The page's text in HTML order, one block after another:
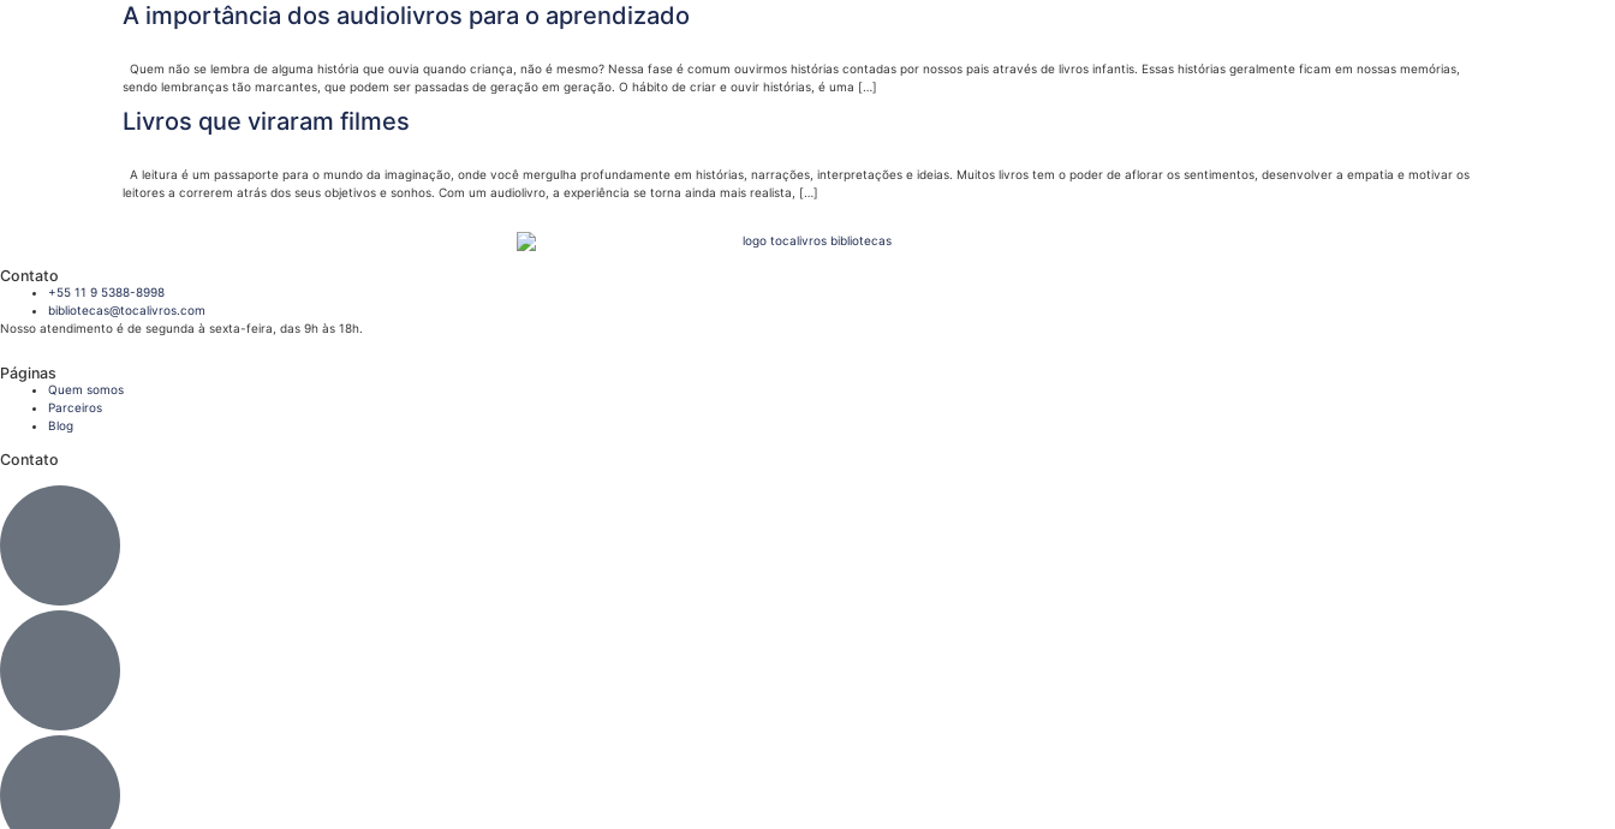
A importância dos audiolivros para o aprendizado
Quem não se lembra de alguma história que ouvia quando criança, não é mesmo? Nessa fase é comum ouvirmos histórias contadas por nossos pais através de livros infantis. Essas histórias geralmente ficam em nossas memórias,
sendo lembranças tão marcantes, que podem ser passadas de geração em geração. O hábito de criar e ouvir histórias, é uma […]
Livros que viraram filmes
A leitura é um passaporte para o mundo da imaginação, onde você mergulha profundamente em histórias, narrações, interpretações e ideias. Muitos livros tem o poder de aflorar os sentimentos, desenvolver a empatia e motivar os
leitores a correrem atrás dos seus objetivos e sonhos. Com um audiolivro, a experiência se torna ainda mais realista, […]
Contato
+55 11 9 5388-8998
bibliotecas@tocalivros.com
Nosso atendimento é de segunda à sexta-feira, das 9h às 18h.
Páginas
Quem somos
Parceiros
Blog
Contato